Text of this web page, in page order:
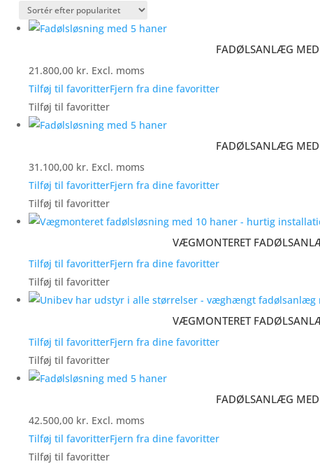
efter
popularitet
FADØLSANLÆG
21.800,00 kr. Excl. moms
Tilføj til favoritterFjern fra dine favoritter
Tilføj til favoritter
FADØLSANLÆG
31.100,00 kr. Excl. moms
Tilføj til favoritterFjern fra dine favoritter
Tilføj til favoritter
VÆGMONTERET
Tilføj til favoritterFjern fra dine favoritter
Tilføj til favoritter
VÆGMONTERET
Tilføj til favoritterFjern fra dine favoritter
Tilføj til favoritter
FADØLSANLÆG
42.500,00 kr. Excl. moms
Tilføj til favoritterFjern fra dine favoritter
Tilføj til favoritter